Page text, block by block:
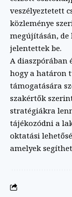
veszélyeztetett
közleménye
megújításán, de
jelentettek be.
A diaszpórában
hogy a határon
támogatására
szakértők
stratégiákra
tájékozódni a
oktatási
amelyek